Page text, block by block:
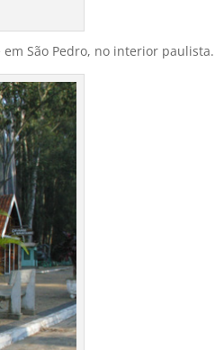
São Pedro, no interior paulista.